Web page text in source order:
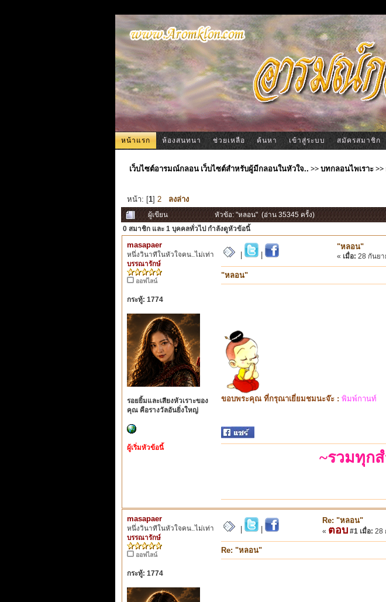
หน้าแรก ห้องสนทนา ช่วยเหลือ ค้นหา เข้าสู่ระบบ สมัครสมาชิก
เว็บไซต์อารมณ์กลอน เว็บไซต์สำหรับผู้มีกลอนในหัวใจ.. >>บทกลอนไพเราะ>>
หน้า: [1] 2 ลงล่าง
ผู้เขียน
หัวข้อ: "หลอน" (อ่าน 35345 ครั้ง)
0 สมาชิก และ 1 บุคคลทั่วไป กำลังดูหัวข้อนี้
masapaer
หนึ่งวินาทีในหัวใจคน..ไม่เท่า
บรรณารักษ์
ออฟไลน์
กระทู้: 1774
รอยยิ้มและเสียงหัวเราะของ
คุณ คือรางวัลอันยิ่งใหญ่
ผู้เริ่มหัวข้อนี้
"หลอน"
« เมื่อ: 28 กันยา
"หลอน"
ขอบพระคุณ ที่กรุณาเยี่ยมชมนะจ๊ะ : พิมพ์กานท์
~รวมทุก
masapaer
หนึ่งวินาทีในหัวใจคน..ไม่เท่า
บรรณารักษ์
ออฟไลน์
กระทู้: 1774
Re: "หลอน"
« ตอบ #1 เมื่อ: 28
Re: "หลอน"